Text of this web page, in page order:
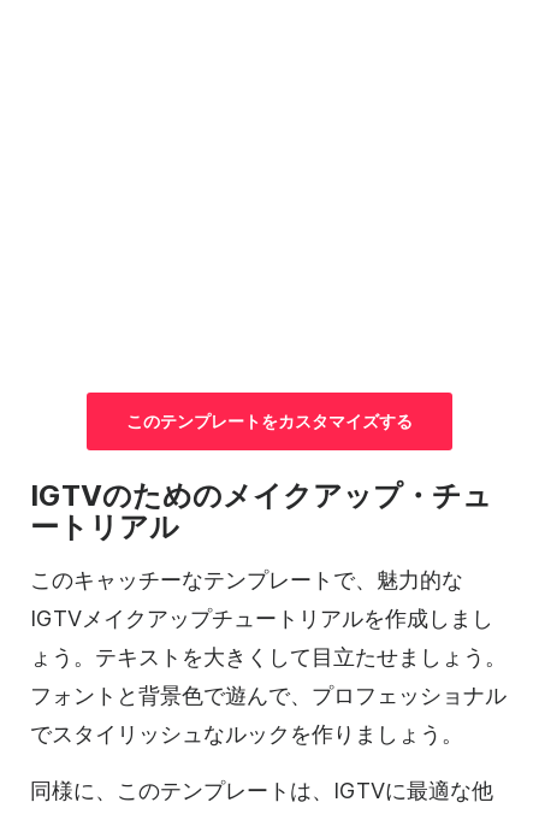
このテンプレートをカスタマイズする
IGTVのためのメイクアップ・チュ
ートリアル
このキャッチーなテンプレートで、魅力的な
IGTVメイクアップチュートリアルを作成しまし
ょう。テキストを大きくして目立たせましょう。
フォントと背景色で遊んで、プロフェッショナル
でスタイリッシュなルックを作りましょう。
同様に、このテンプレートは、IGTVに最適な他